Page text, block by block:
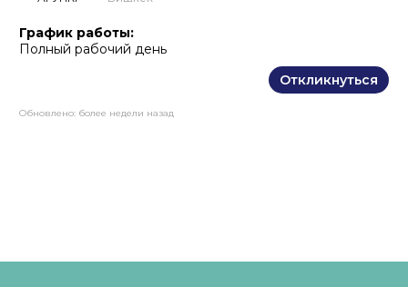
График работы:
Полный рабочий день
Откликнуться
Обновлено: более недели назад